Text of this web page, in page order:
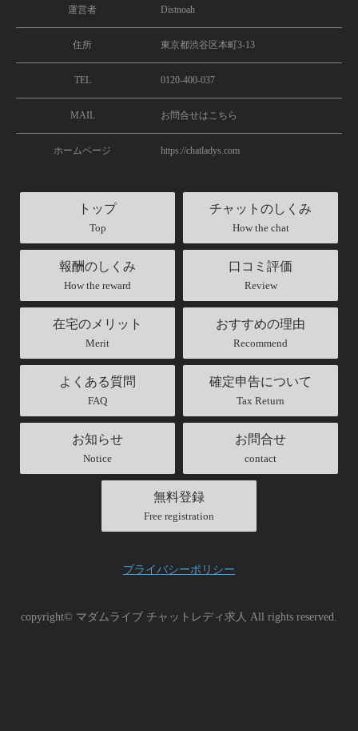
運営者 Distnoah
住所 東京都渋谷区本町3-13
TEL 0120-400-037
MAIL お問合せはこちら
ホームページ https://chatladys.com
トップ
Top
チャットのしくみ
How the chat
報酬のしくみ
How the reward
口コミ評価
Review
在宅のメリット
Merit
おすすめの理由
Recommend
よくある質問
FAQ
確定申告について
Tax Return
お知らせ
Notice
お問合せ
contact
無料登録
Free registration
プライバシーポリシー
copyright© マダムライブ チャットレディ求人 All rights reserved.